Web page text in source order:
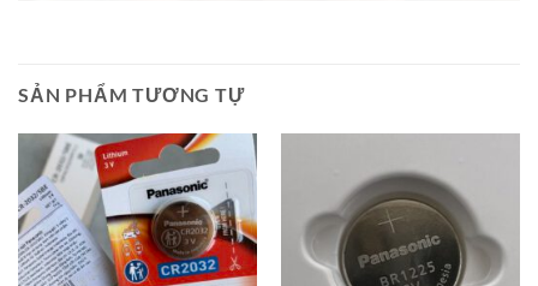
SẢN PHẨM TƯƠNG TỰ